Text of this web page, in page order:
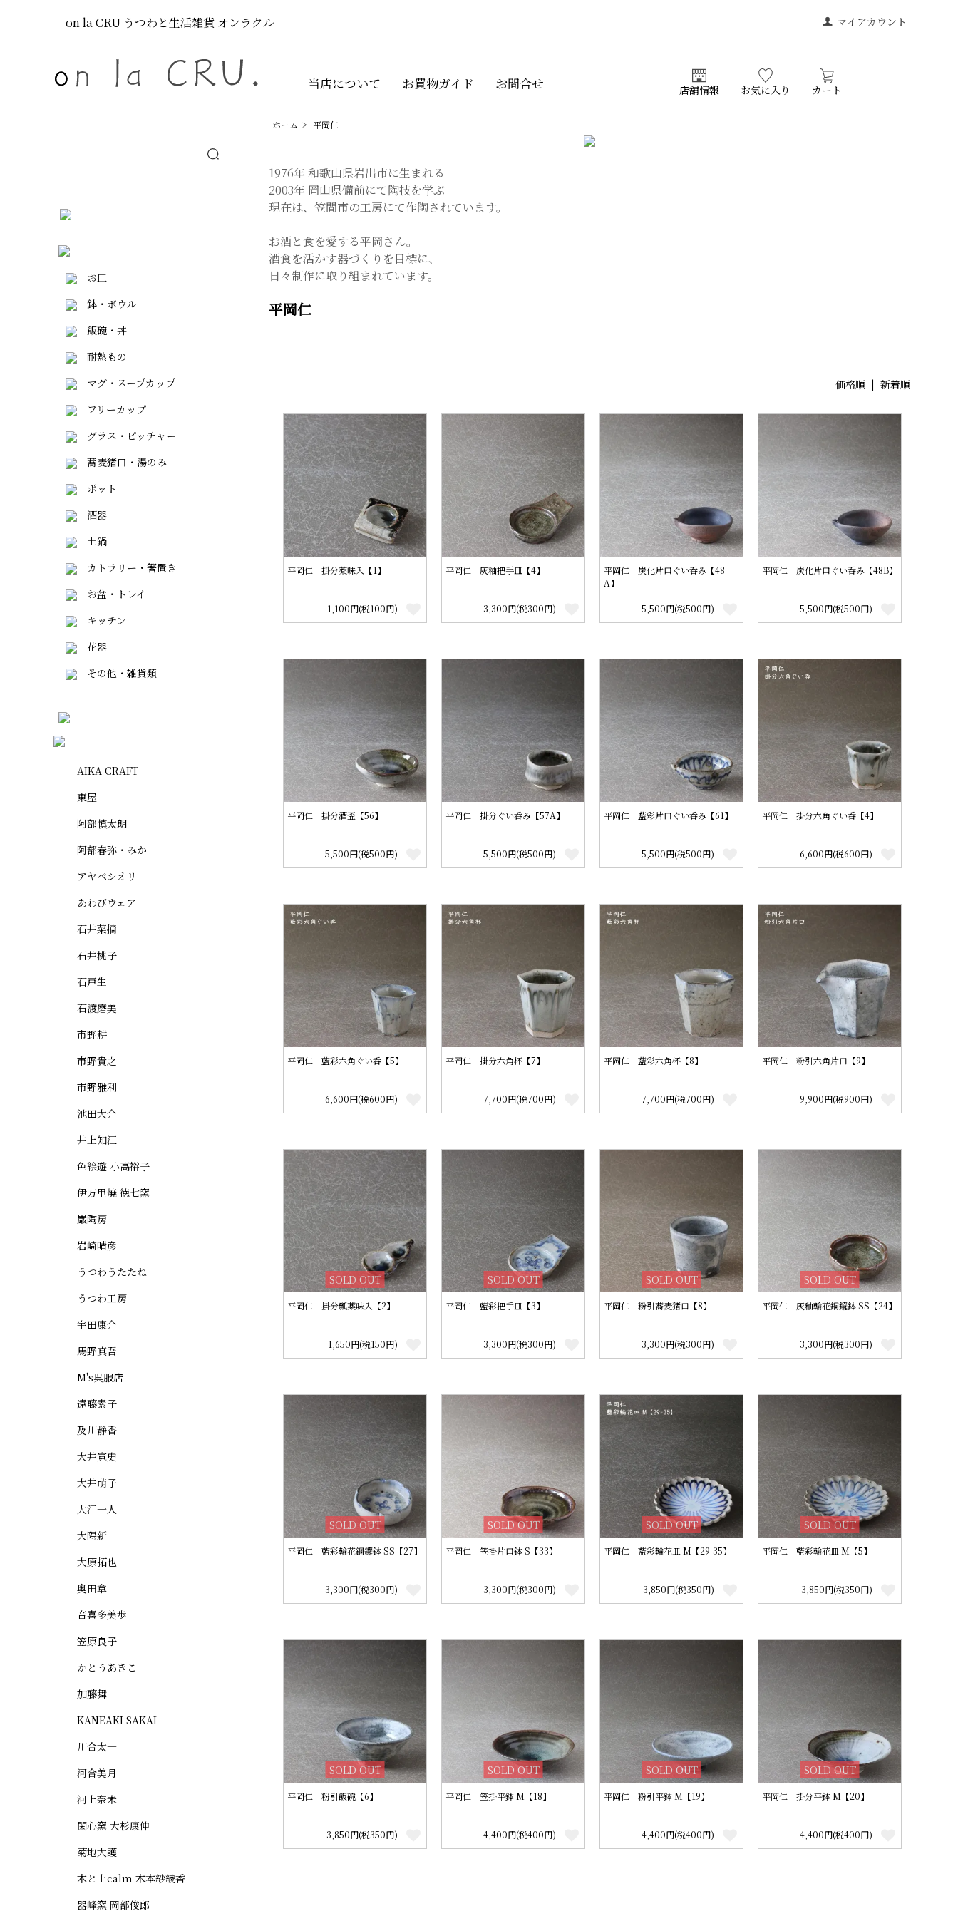
マイアカウント
on la CRU うつわと生活雑貨 オンラクル
当店について お買物ガイド お問合せ 店舗情報 お気に入り カート
ホーム > 平岡仁
1976年 和歌山県岩出市に生まれる
2003年 岡山県備前にて陶技を学ぶ
現在は、笠間市の工房にて作陶されています。
お酒と食を愛する平岡さん。
酒食を活かす器づくりを目標に、
日々制作に取り組まれています。
平岡仁
価格順 | 新着順
平岡仁 掛分薬味入【1】
1,100円(税100円)
平岡仁 灰釉把手皿【4】
3,300円(税300円)
平岡仁 炭化片口ぐい呑み【48
A】
5,500円(税500円)
平岡仁 炭化片口ぐい呑み【48B】
5,500円(税500円)
平岡仁 掛分酒盃【56】
5,500円(税500円)
平岡仁 掛分ぐい呑み【57A】
5,500円(税500円)
平岡仁 藍彩片口ぐい呑み【61】
5,500円(税500円)
平岡仁 掛分六角ぐい呑【4】
6,600円(税600円)
平岡仁 藍彩六角ぐい呑【5】
6,600円(税600円)
平岡仁 掛分六角杯【7】
7,700円(税700円)
平岡仁 藍彩六角杯【8】
7,700円(税700円)
平岡仁 粉引六角片口【9】
9,900円(税900円)
SOLD OUT
平岡仁 掛分瓢薬味入【2】
1,650円(税150円)
SOLD OUT
平岡仁 藍彩把手皿【3】
3,300円(税300円)
SOLD OUT
平岡仁 粉引蕎麦猪口【8】
3,300円(税300円)
SOLD OUT
平岡仁 灰釉輪花銅鑼鉢 SS【24】
3,300円(税300円)
SOLD OUT
平岡仁 藍彩輪花銅鑼鉢 SS【27】
3,300円(税300円)
SOLD OUT
平岡仁 笠掛片口鉢 S【33】
3,300円(税300円)
SOLD OUT
平岡仁 藍彩輪花皿 M【29-35】
3,850円(税350円)
SOLD OUT
平岡仁 藍彩輪花皿 M【5】
3,850円(税350円)
SOLD OUT
平岡仁 粉引飯碗【6】
3,850円(税350円)
SOLD OUT
平岡仁 笠掛平鉢 M【18】
4,400円(税400円)
SOLD OUT
平岡仁 粉引平鉢 M【19】
4,400円(税400円)
SOLD OUT
平岡仁 掛分平鉢 M【20】
4,400円(税400円)
お皿
鉢・ボウル
飯碗・丼
耐熱もの
マグ・スープカップ
フリーカップ
グラス・ピッチャー
蕎麦猪口・湯のみ
ポット
酒器
土鍋
カトラリー・箸置き
お盆・トレイ
キッチン
花器
その他・雑貨類
AIKA CRAFT
東屋
阿部慎太朗
阿部春弥・みか
アヤベシオリ
あわびウェア
石井菜摘
石井桃子
石戸生
石渡磨美
市野耕
市野貴之
市野雅利
池田大介
井上知江
色絵遊 小高裕子
伊万里焼 徳七窯
巌陶房
岩崎晴彦
うつわうたたね
うつわ工房
宇田康介
馬野真吾
M's呉服店
遠藤素子
及川静香
大井寛史
大井萌子
大江一人
大隅新
大原拓也
奥田章
音喜多美歩
笠原良子
かとうあきこ
加藤舞
KANEAKI SAKAI
川合太一
河合美月
河上奈未
閑心窯 大杉康伸
菊地大護
木と土calm 木本紗綾香
器峰窯 岡部俊郎